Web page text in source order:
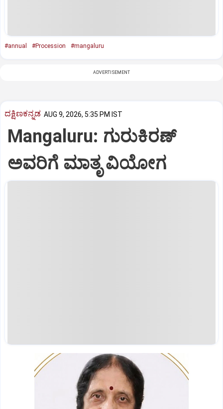
#annual #Procession #mangaluru
ADVERTISEMENT
ದಕ್ಷಿಣಕನ್ನಡ AUG 9, 2026, 5:35 PM IST
Mangaluru: ಗುರುಕಿರಣ್
ಅವರಿಗೆ ಮಾತೃ ವಿಯೋಗ